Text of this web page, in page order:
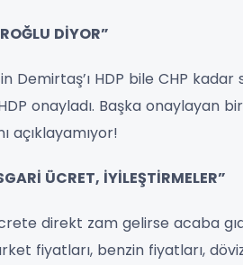
DİYOR”
Demirtaş’ı HDP bile CHP kadar
onayladı. Başka onaylayan
açıklayamıyor!
ÜCRET, İYİLEŞTİRMELER”
direkt zam gelirse acaba
fiyatları, benzin fiyatları,